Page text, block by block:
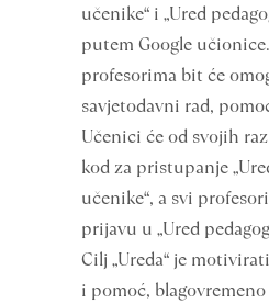
učenike“ i „Ured
putem Google
profesorima bit će
savjetodavni rad,
Učenici će od svojih
kod za pristupanje
učenike“, a svi
prijavu u „Ured
Cilj „Ureda“ je
i pomoć,